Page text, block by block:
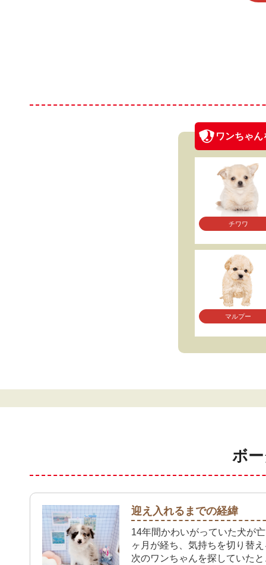
ワンちゃん
チワワ
マルプー
ボ
迎え入れるまでの経緯
14年間かわいがっていた犬が
ヶ月が経ち、気持ちを切り替
次のワンちゃんを探していた